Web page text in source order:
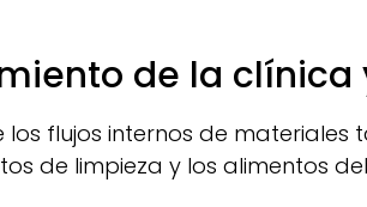
de la clínica
flujos internos de
de limpieza y los alimentos